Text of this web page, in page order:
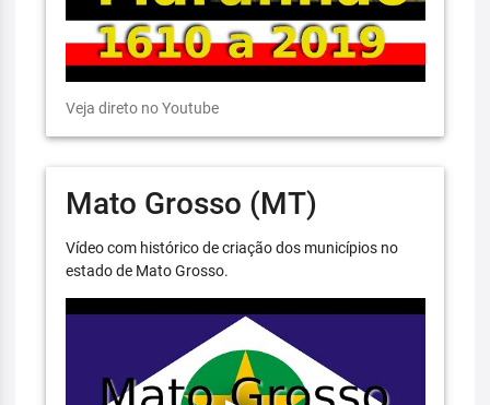
Veja direto no Youtube
Mato Grosso (MT)
Vídeo com histórico de criação dos municípios no
estado de Mato Grosso.